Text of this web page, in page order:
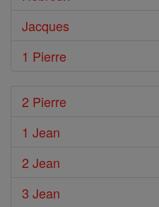
Jacques
1 Pierre
2 Pierre
1 Jean
2 Jean
3 Jean